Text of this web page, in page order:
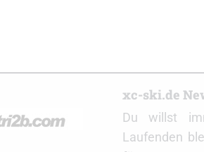
xc-ski.de
Du willst
Laufenden